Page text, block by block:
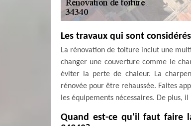
Les travaux qui sont
La rénovation de toiture inclut une
changer une couverture comme le
éviter la perte de chaleur. La
rénovée pour être rehaussée. Faites
les équipements nécessaires. De plus,
Quand est-ce qu'il faut faire